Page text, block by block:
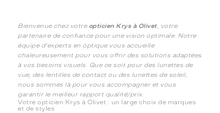
Bienvenue chez votre opticien Krys à Olivet, votre
partenaire de confiance pour une vision optimale. Notre
équipe d'experts en optique vous accueille
chaleureusement pour vous offrir des solutions adaptées
à vos besoins visuels. Que ce soit pour des lunettes de
vue, des lentilles de contact ou des lunettes de soleil,
nous sommes là pour vous accompagner et vous
garantir le meilleur rapport qualité/prix.
Votre opticien Krys à Olivet : un large choix de marques
et de styles